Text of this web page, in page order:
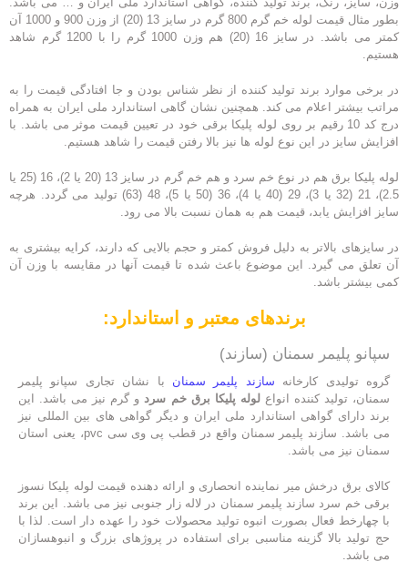
بطور مثال قیمت لوله خم گرم 800 گرم در سایز 13 (20) از وزن 900 و 1000 آن
کمتر می باشد. در سایز 16 (20) هم وزن 1000 گرم را با 1200 گرم شاهد
هستیم.
در برخی موارد برند تولید کننده از نظر شناس بودن و جا افتادگی قیمت را به
مراتب بیشتر اعلام می کند. همچنین نشان گاهی استاندارد ملی ایران به همراه
درج کد 10 رقیم بر روی لوله پلیکا برقی خود در تعیین قیمت موثر می باشد. با
افزایش سایز در این نوع لوله ها نیز بالا رفتن قیمت را شاهد هستیم.
لوله پلیکا برق هم در نوع خم سرد و هم خم گرم در سایز 13 (20 یا 2)، 16 (25 یا
2.5)، 21 (32 یا 3)، 29 (40 یا 4)، 36 (50 یا 5)، 48 (63) تولید می گردد. هرچه
سایز افزایش یابد، قیمت هم به همان نسبت بالا می رود.
در سایزهای بالاتر به دلیل فروش کمتر و حجم بالایی که دارند، کرایه بیشتری به
آن تعلق می گیرد. این موضوع باعث شده تا قیمت آنها در مقایسه با وزن آن
کمی بیشتر باشد.
برندهای معتبر و استاندارد:
سپانو پلیمر سمنان (سازند)
گروه تولیدی کارخانه سازند پلیمر سمنان با نشان تجاری سپانو پلیمر
سمنان، تولید کننده انواع لوله پلیکا برق خم سرد و گرم نیز می باشد. این
برند دارای گواهی استاندارد ملی ایران و دیگر گواهی های بین المللی نیز
می باشد. سازند پلیمر سمنان واقع در قطب پی وی سی pvc، یعنی استان
سمنان نیز می باشد.
کالای برق درخش میر نماینده انحصاری و ارائه دهنده قیمت لوله پلیکا نسوز
برقی خم سرد سازند پلیمر سمنان در لاله زار جنوبی نیز می باشد. این برند
با چهارخط فعال بصورت انبوه تولید محصولات خود را عهده دار است. لذا با
حج تولید بالا گزینه مناسبی برای استفاده در پروژهای بزرگ و انبوهسازان
می باشد.